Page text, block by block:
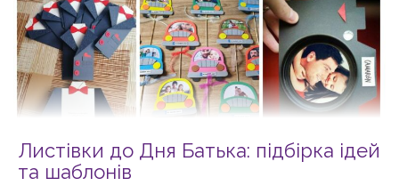
Листівки до Дня Батька: підбірка ідей
та шаблонів